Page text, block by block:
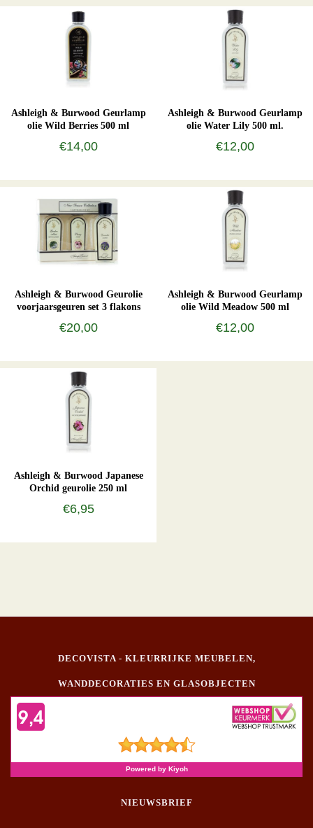
Ashleigh & Burwood Geurlamp
olie Wild Berries 500 ml
€14,00
Ashleigh & Burwood Geurlamp
olie Water Lily 500 ml.
€12,00
Ashleigh & Burwood Geurolie
voorjaarsgeuren set 3 flakons
€20,00
Ashleigh & Burwood Geurlamp
olie Wild Meadow 500 ml
€12,00
Ashleigh & Burwood Japanese
Orchid geurolie 250 ml
€6,95
DECOVISTA - KLEURRIJKE MEUBELEN,
WANDDECORATIES EN GLASOBJECTEN
NIEUWSBRIEF